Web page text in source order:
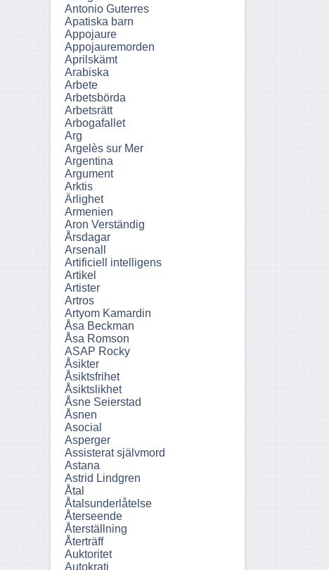
Antonio Guterres
Apatiska barn
Appojaure
Appojauremorden
Aprilskämt
Arabiska
Arbete
Arbetsbörda
Arbetsrätt
Arbogafallet
Arg
Argelès sur Mer
Argentina
Argument
Arktis
Ärlighet
Armenien
Aron Verständig
Årsdagar
Arsenall
Artificiell intelligens
Artikel
Artister
Artros
Artyom Kamardin
Åsa Beckman
Åsa Romson
ASAP Rocky
Åsikter
Åsiktsfrihet
Åsiktslikhet
Åsne Seierstad
Åsnen
Asocial
Asperger
Assisterat självmord
Astana
Astrid Lindgren
Åtal
Åtalsunderlåtelse
Återseende
Återställning
Återträff
Auktoritet
Autokrati